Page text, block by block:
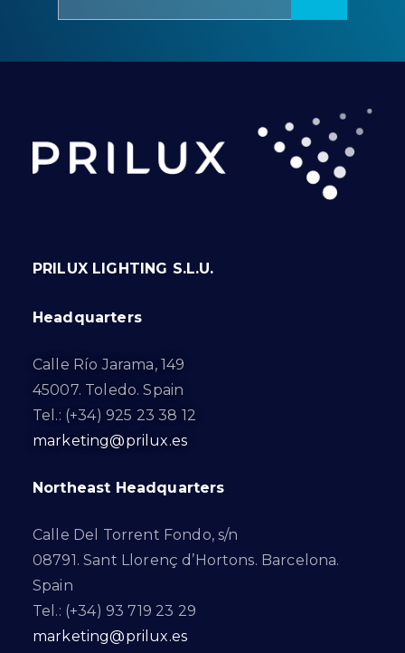
PRILUX LIGHTING S.L.U.
Headquarters
Calle Río Jarama, 149
45007. Toledo. Spain
Tel.: (+34) 925 23 38 12
marketing@prilux.es
Northeast Headquarters
Calle Del Torrent Fondo, s/n
08791. Sant Llorenç d’Hortons. Barcelona.
Spain
Tel.: (+34) 93 719 23 29
marketing@prilux.es